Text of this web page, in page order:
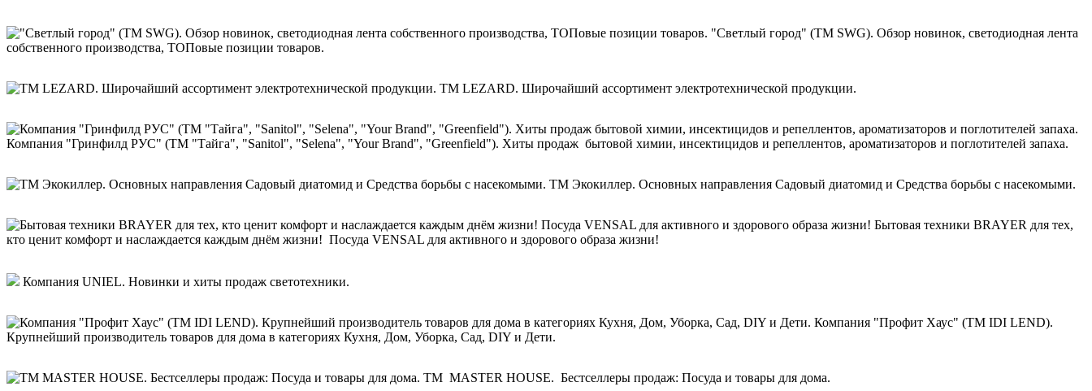
"Светлый город" (ТМ SWG). Обзор новинок, светодиодная лента
собственного производства, ТОПовые позиции товаров.
ТМ LEZARD. Широчайший ассортимент электротехнической продукции.
Компания "Гринфилд РУС" (ТМ "Тайга", "Sanitol", "Selena", "Your Brand", "Greenfield"). Хиты продаж бытовой химии, инсектицидов и репеллентов, ароматизаторов и поглотителей запаха.
ТМ Экокиллер. Основных направления Садовый диатомид и Средства борьбы с насекомыми.
Бытовая техники BRAYER для тех,
кто ценит комфорт и наслаждается каждым днём жизни! Посуда VENSAL для активного и здорового образа жизни!
Компания UNIEL. Новинки и хиты продаж светотехники.
Компания "Профит Хаус" (ТМ IDI LEND).
Крупнейший производитель товаров для дома в категориях Кухня, Дом, Уборка, Сад, DIY и Дети.
ТМ MASTER HOUSE. Бестселлеры продаж: Посуда и товары для дома.